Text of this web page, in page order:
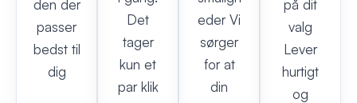
den der
passer
bedst til
dig
Det
tager
kun et
par klik
eder Vi
sørger
for at
din
på dit
valg
Lever
hurtigt
og